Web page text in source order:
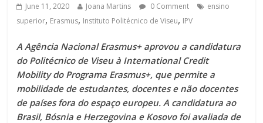
June 11, 2020 Joana Martins 0 Comment
ensino
superior, Erasmus, Instituto Politécnico de Viseu, IPV
A Agência Nacional Erasmus+ aprovou a candidatura
do Politécnico de Viseu à International Credit
Mobility do Programa Erasmus+, que permite a
mobilidade de estudantes, docentes e não docentes
de países fora do espaço europeu. A candidatura ao
Brasil, Bósnia e Herzegovina e Kosovo foi avaliada de